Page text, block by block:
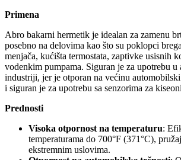
Primena
Abro bakarni hermetik je idealan za zamenu
posebno na delovima kao što su poklopci
menjača, kućišta termostata, zaptivke usisnih
vodenkim pumpama. Siguran je za upotrebu u
industriji, jer je otporan na većinu
i siguran je za upotrebu sa senzorima za
Prednosti
Visoka otpornost na temperaturu:
temperaturama do 700°F (371°C),
ekstremnim uslovima.